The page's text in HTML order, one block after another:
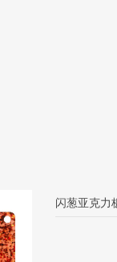
闪葱亚克力